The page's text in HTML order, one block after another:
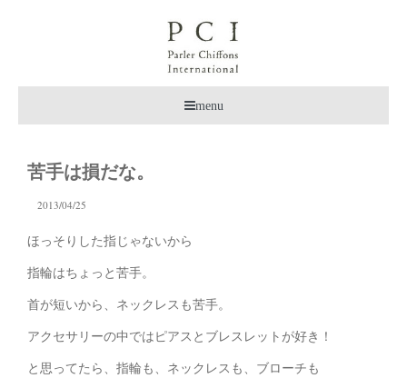
menu
苦手は損だな。
2013/04/25
ほっそりした指じゃないから
指輪はちょっと苦手。
首が短いから、ネックレスも苦手。
アクセサリーの中ではピアスとブレスレットが好き！
と思ってたら、指輪も、ネックレスも、ブローチも